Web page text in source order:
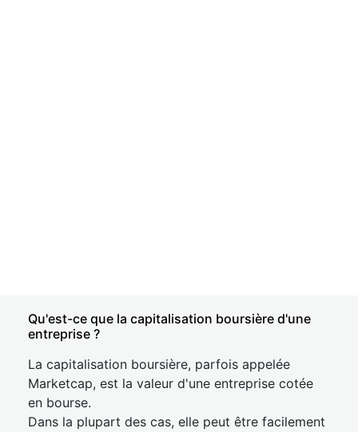
Qu'est-ce que la capitalisation boursière d'une
entreprise ?
La capitalisation boursière, parfois appelée
Marketcap, est la valeur d'une entreprise cotée
en bourse.
Dans la plupart des cas, elle peut être facilement